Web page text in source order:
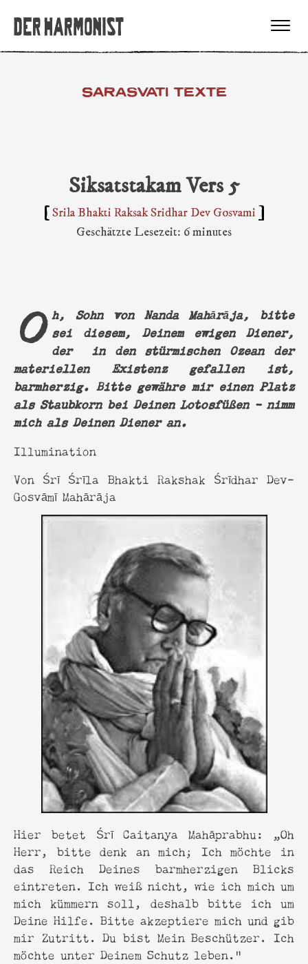
SARASVATI TEXTE
Siksatstakam Vers 5
Srila Bhakti Raksak Sridhar Dev Gosvami
Geschätzte Lesezeit: 6 minutes
Oh, Sohn von Nanda Mahārāja, bitte sei diesem, Deinem ewigen Diener,
der in den stürmischen Ozean der
materiellen Existenz gefallen ist,
barmherzig. Bitte gewähre mir einen Platz
als Staubkorn bei Deinen Lotosfüßen – nimm
mich als Deinen Diener an.
Illumination
Von Śrī Śrīla Bhakti Rakshak Śrīdhar Dev-
Gosvāmī Mahārāja
Hier betet Śrī Caitanya Mahāprabhu: „Oh
Herr, bitte denk an mich; Ich möchte in
das Reich Deines barmherzigen Blicks
eintreten. Ich weiß nicht, wie ich mich um
mich kümmern soll, deshalb bitte ich um
Deine Hilfe. Bitte akzeptiere mich und gib
mir Zutritt. Du bist Mein Beschützer. Ich
möchte unter Deinem Schutz leben.“